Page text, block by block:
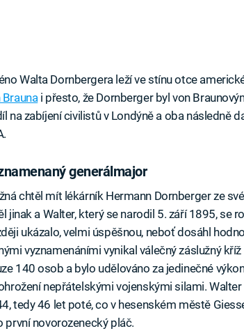
Walta Dornbergera leží ve stínu otce
Brauna i přesto, že Dornberger byl von
na zabíjení civilistů v Londýně a oba následně
generálmajor
chtěl mít lékárník Hermann Dornberger ze
jinak a Walter, který se narodil 5. září 1895, se
ukázalo, velmi úspěšnou, neboť dosáhl
vyznamenáními vynikal válečný záslužný
140 osob a bylo udělováno za jedinečné
nepřátelskými vojenskými silami.
tedy 46 let poté, co v hesenském městě
první novorozenecký pláč.